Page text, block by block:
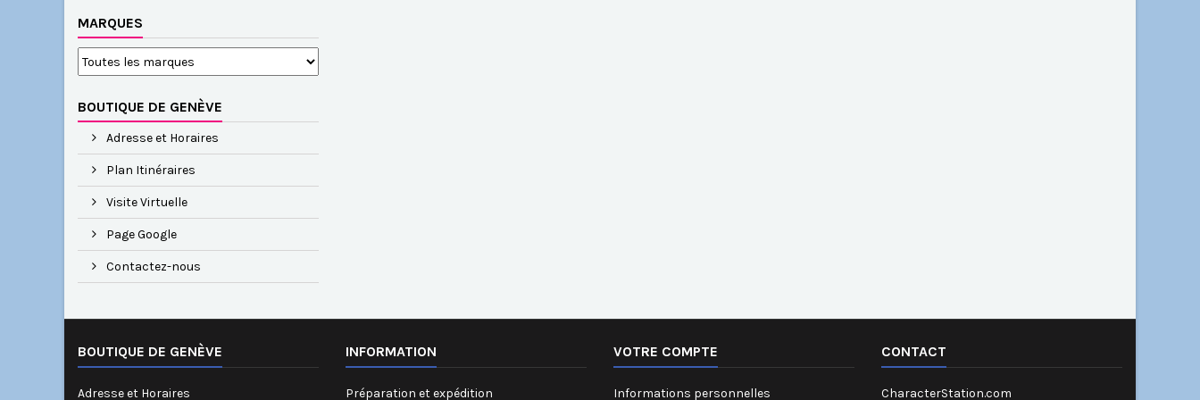
MARQUES
BOUTIQUE DE GENÈVE
Adresse et Horaires
Plan Itinéraires
Visite Virtuelle
Page Google
Contactez-nous
BOUTIQUE DE GENÈVE
Adresse et Horaires
INFORMATION
Préparation et expédition
VOTRE COMPTE
Informations personnelles
CONTACT
CharacterStation.com